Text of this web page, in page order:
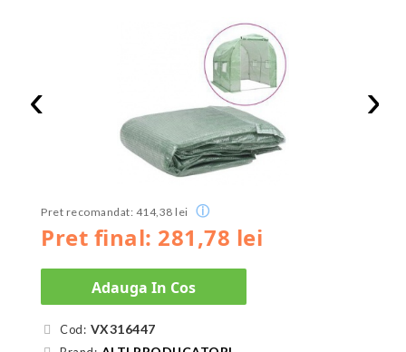
‹ ›
Pret final: 281,78 lei
Pret recomandat: 414,38 lei ⓘ
Adauga In Cos
Cod: VX316447